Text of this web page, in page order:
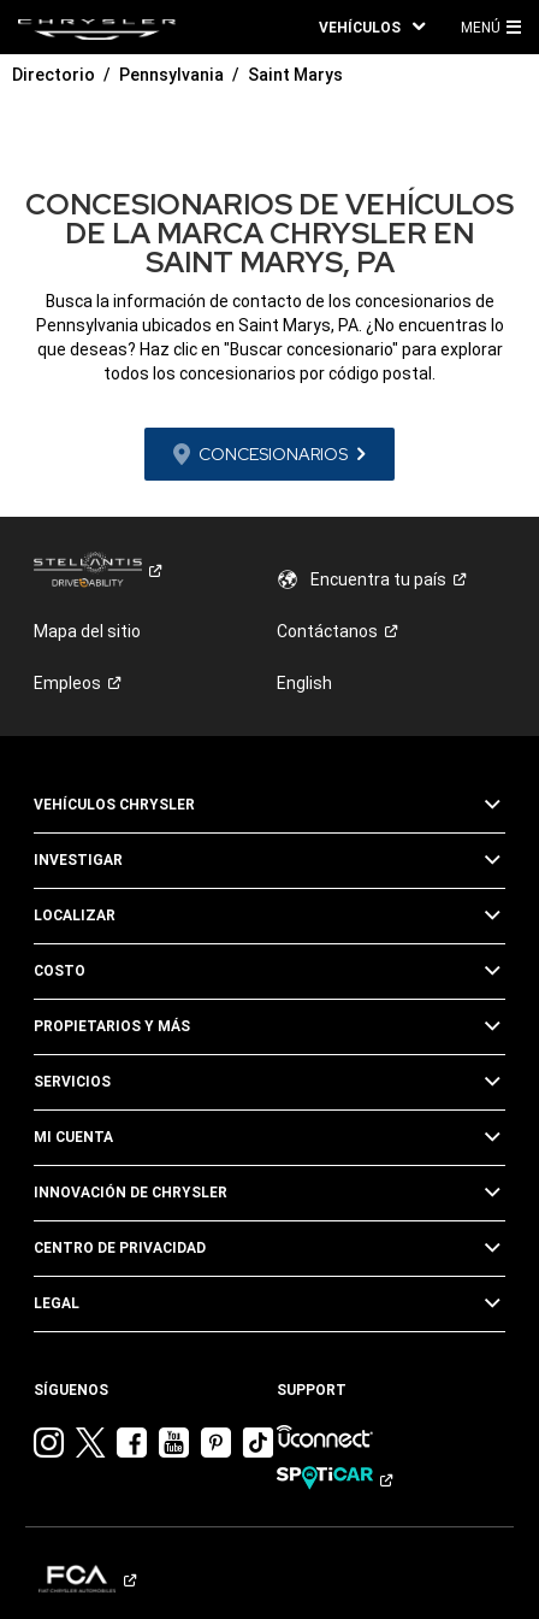
VEHÍCULOS MENÚ
Directorio Pennsylvania Saint Marys
CONCESIONARIOS DE VEHÍCULOS
DE LA MARCA CHRYSLER EN
SAINT MARYS, PA
Busca la información de contacto de los concesionarios de
Pennsylvania ubicados en Saint Marys, PA. ¿No encuentras lo
que deseas? Haz clic en "Buscar concesionario" para explorar
todos los concesionarios por código postal.
CONCESIONARIOS
Encuentra tupaís
Mapa del sitio Contáctanos
Empleos English
VEHÍCULOS CHRYSLER
INVESTIGAR
LOCALIZAR
COSTO
PROPIETARIOS Y MÁS
SERVICIOS
MI CUENTA
INNOVACIÓN DE CHRYSLER
CENTRO DE PRIVACIDAD
LEGAL
SÍGUENOS
VisitarVisitarVisitar
Chrysler en
Visitar
Chrysler en
Visitar
Chrysler en
Pinterest
Visita
Chrysler
Tik
SUPPORT